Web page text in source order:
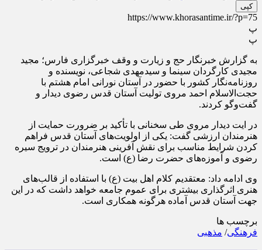
کپی
https://www.khorasantime.ir/?p=75
پ
پ
به گزارش خبرنگار حج و زیارت و وقف خبرگزاری فارس؛ مجید
مجیدی کارگردان سینما و سیدمهدی شجاعی، نویسنده و
روزنامه‌نگار کشور با حضور در آستان نورانی امام هشتم با
حجت‌الاسلام احمد مروی تولیت آستان قدس رضوی دیدار و
گفت‌وگو کردند.
در ایت دیدار مروی طی سخنانی با تأکید بر ضرورت حمایت از
هنرمندان ارزشی گفت: یکی از اولویت‌های آستان قدس فراهم
کردن شرایط مناسب برای نقش آفرینی هنرمندان در ترویج سیره
رضوی و آموزه‌های حضرت رضا (ع) است.
وی ادامه داد: معتقدیم کلام اهل بیت (ع) با استفاده از قالب‌های
هنری اثرگذاری بیشتری برای عموم جامعه خواهد داشت که در این
جهت آستان قدس آماده هرگونه همکاری است.
برچسب ها
فرهنگی/ مذهبی